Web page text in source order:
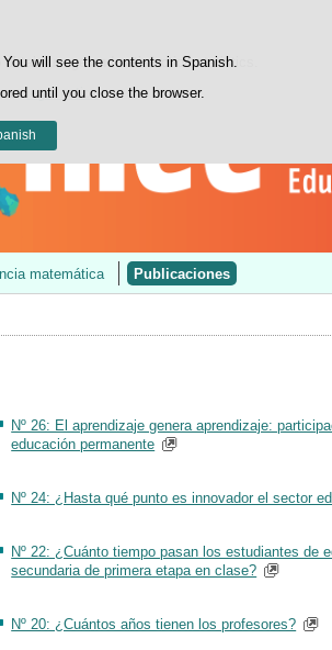
usage and satisfaction statistics.
ourlegal notice.
will see the contents in Spanish.
until you close the browser.
matemática Publicaciones
Nº 26: El aprendizaje genera aprendizaje:
educación permanente
Nº 24: ¿Hasta qué punto es innovador el sector
Nº 22: ¿Cuánto tiempo pasan los estudiantes de
secundaria de primera etapa en clase?
Nº 20: ¿Cuántos años tienen los profesores?